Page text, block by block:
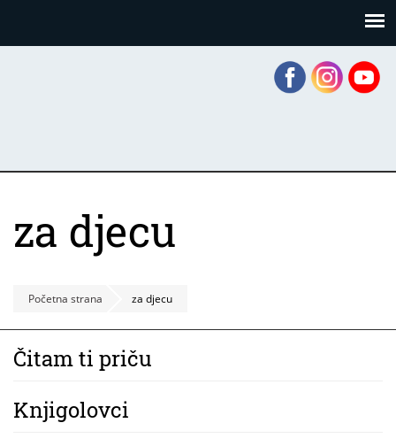
za djecu
Početna strana za djecu
Čitam ti priču
Knjigolovci